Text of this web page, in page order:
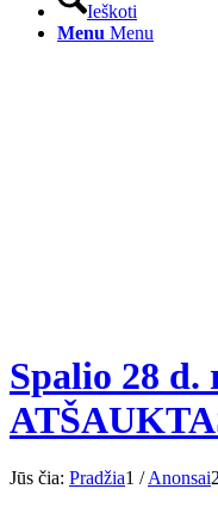
Ieškoti
Menu Menu
Spalio 28 d.
Jūs čia: Pradžia1 / Anonsai2